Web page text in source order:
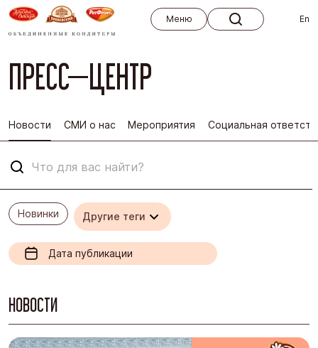
Меню
En
ПРЕСС—ЦЕНТР
Новости СМИ о нас Мероприятия Социальная
Что для вас найти?
6 месяцев
Июль 2026
Новинки Другие теги
НОВОСТИ